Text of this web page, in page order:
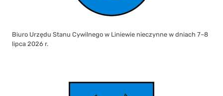
Biuro Urzędu Stanu Cywilnego w Liniewie nieczynne w dniach 7–8
lipca 2026 r.